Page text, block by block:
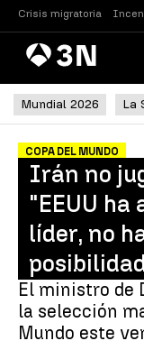
Crisis migratoria
AntenaNoticias
Mundial 2026 La
COPA DEL MUNDO
Irán no
"EEUU ha
líder, no
El ministro de
la selección
Mundo este